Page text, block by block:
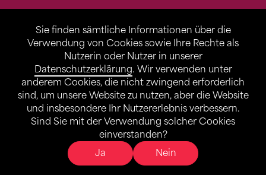
Sie finden sämtliche Informationen über die
Verwendung von Cookies sowie Ihre Rechte als
Nutzerin oder Nutzer in unserer
Datenschutzerklärung. Wir verwenden unter
anderem Cookies, die nicht zwingend erforderlich
sind, um unsere Website zu nutzen, aber die Website
und insbesondere Ihr Nutzererlebnis verbessern.
Sind Sie mit der Verwendung solcher Cookies
einverstanden?
Ja
Nein